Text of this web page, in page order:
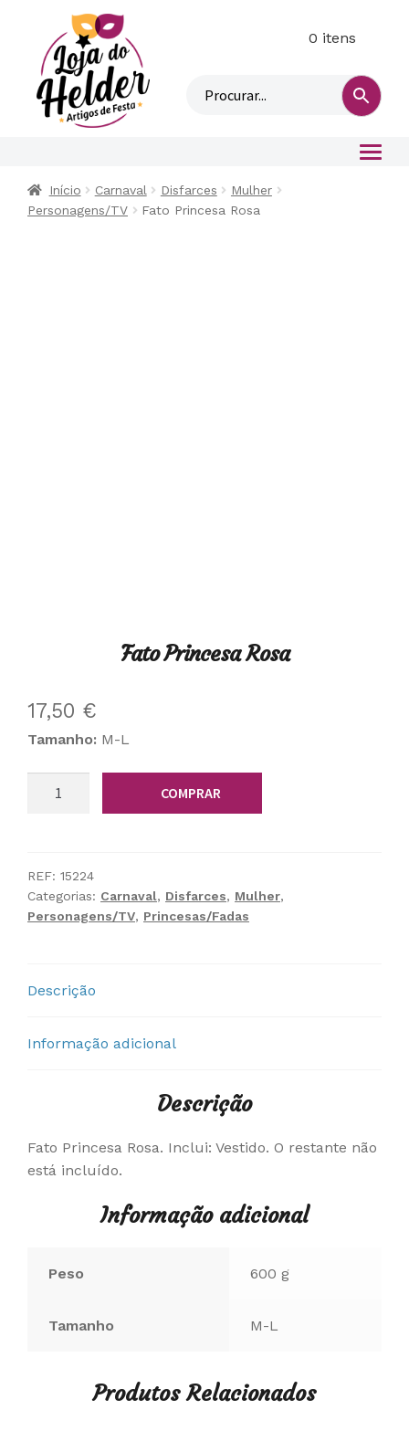
0 itens
Início Carnaval Disfarces
Mulher
Personagens/TV
Fato Princesa Rosa
Fato Princesa Rosa
17,50 €
Tamanho: M-L
Rosa
COMPRAR
REF: 15224
Categorias: Carnaval, Disfarces, Mulher,
Personagens/TV, Princesas/Fadas
Descrição
Informação adicional
Descrição
Fato Princesa Rosa. Inclui: Vestido. O restante não
está incluído.
Informação adicional
Peso 600 g
Tamanho M-L
Produtos Relacionados